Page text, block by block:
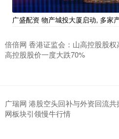
广盛配资 物产城投大厦启动, 多家
倍倍网 香港证监会：山高控股股权
高控股股价一度大跌70%
广瑞网 港股空头回补与外资回流
网板块引领慢牛行情